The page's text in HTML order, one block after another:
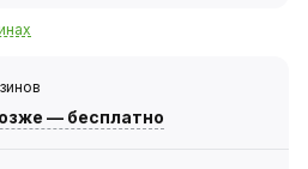
— бесплатно